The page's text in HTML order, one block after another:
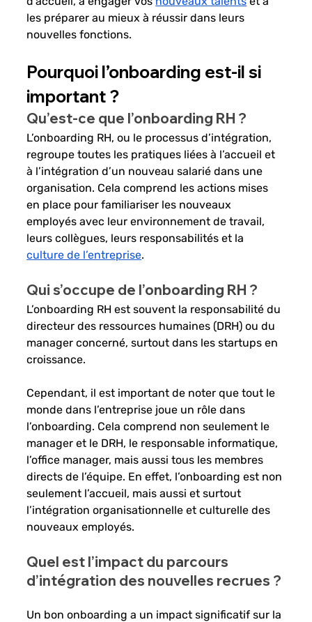
les préparer au mieux à réussir dans leurs
nouvelles fonctions.
Pourquoi l’onboarding est-il si
important ?
Qu’est-ce que l’onboarding RH ?
L’onboarding RH, ou le processus d’intégration,
regroupe toutes les pratiques liées à l’accueil et
à l’intégration d’un nouveau salarié dans une
organisation. Cela comprend les actions mises
en place pour familiariser les nouveaux
employés avec leur environnement de travail,
leurs collègues, leurs responsabilités et la
culture de l’entreprise.
Qui s’occupe de l’onboarding RH ?
L’onboarding RH est souvent la responsabilité du
directeur des ressources humaines (DRH) ou du
manager concerné, surtout dans les startups en
croissance.
Cependant, il est important de noter que tout le
monde dans l’entreprise joue un rôle dans
l’onboarding. Cela comprend non seulement le
manager et le DRH, le responsable informatique,
l’office manager, mais aussi tous les membres
directs de l’équipe. En effet, l’onboarding est non
seulement l’accueil, mais aussi et surtout
l’intégration organisationnelle et culturelle des
nouveaux employés.
Quel est l’impact du parcours
d’intégration des nouvelles recrues ?
Un bon onboarding a un impact significatif sur la